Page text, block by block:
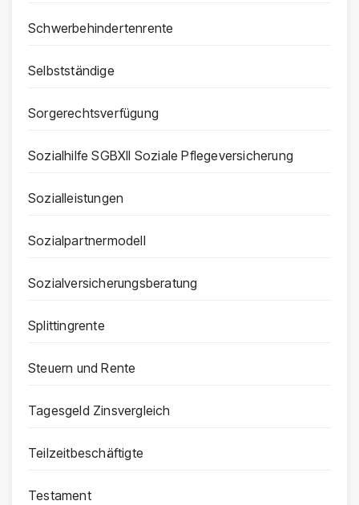
Schwerbehindertenrente
Selbstständige
Sorgerechtsverfügung
Sozialhilfe SGBXII Soziale Pflegeversicherung
Sozialleistungen
Sozialpartnermodell
Sozialversicherungsberatung
Splittingrente
Steuern und Rente
Tagesgeld Zinsvergleich
Teilzeitbeschäftigte
Testament